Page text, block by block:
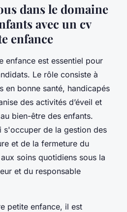
dans le domaine
avec un cv
enfance
enfance est essentiel pour
Le rôle consiste à
en bonne santé, handicapés
des activités d’éveil et
bien-être des enfants.
s'occuper de la gestion des
et de la fermeture du
soins quotidiens sous la
et du responsable
petite enfance, il est